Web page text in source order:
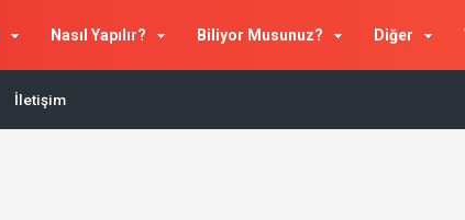
Nasıl Yapılır? Biliyor Musunuz? Diğer
İletişim